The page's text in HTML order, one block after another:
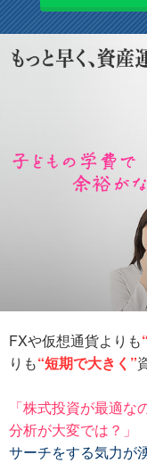
FXや仮想通貨よりも
りも“短期で大きく”
「株式投資が最適な
分析が大変では？」
サーチをする気力が